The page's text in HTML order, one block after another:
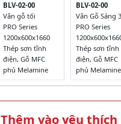
BLV-02-00
Vân gỗ tối
PRO Series
1200x600x1660
Thép sơn tĩnh
điện, Gỗ MFC
phủ Melamine
BLV-02-00
Vân Gỗ Sáng
PRO Series
Thép sơn tĩnh
điện, Gỗ MFC
phủ Melamine
Thêm vào yêu thích